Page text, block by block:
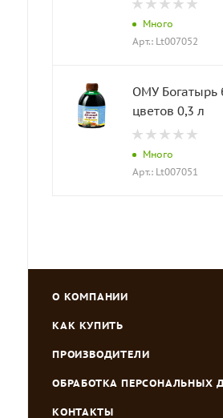
Много
Арт.: Lt007052
ОМУ Богатырь
цветов 0,3 л
Много
Арт.: Lt007051
О КОМПАНИИ
КАК КУПИТЬ
ПРОИЗВОДИТЕЛИ
ОБРАБОТКА ПЕРСОНАЛЬНЫХ
КОНТАКТЫ